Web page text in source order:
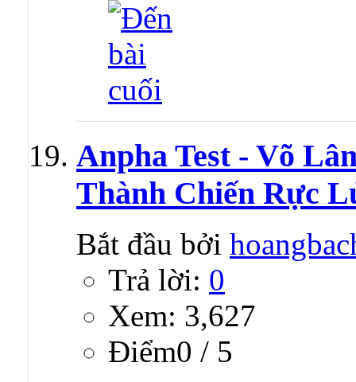
Anpha Test - Võ
Thành Chiến Rực
Bắt đầu bởi
Trả lời: 0
Xem: 3,627
Ðiểm0 / 5